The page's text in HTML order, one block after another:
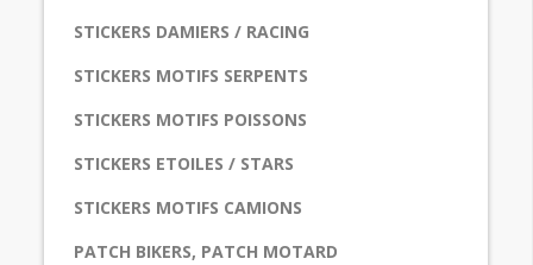
STICKERS DAMIERS / RACING
STICKERS MOTIFS SERPENTS
STICKERS MOTIFS POISSONS
STICKERS ETOILES / STARS
STICKERS MOTIFS CAMIONS
PATCH BIKERS, PATCH MOTARD